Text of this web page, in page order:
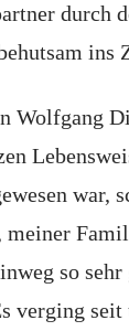
durch
ins
Wolfgang
war,
meiner
so sehr
verging seit